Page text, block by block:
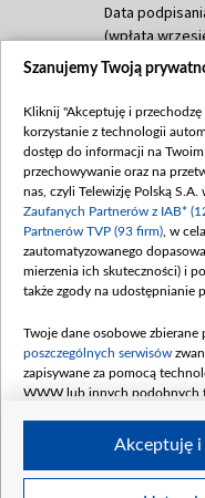
Data
(wpłata
(wpłata
mln, listopad
Data
(wpłata
Data
kwiecień 180
czerwca 90
4 sierpnia 250
Szanujemy Twoją
Kliknij "Akceptuję i
korzystanie z technologii
dostęp do informacji na
przechowywanie oraz na
nas, czyli Telewizję Polską S.A.
Zaufanych Partnerów z IAB*
Partnerów TVP (93 firm) , w
zautomatyzowanego
mierzenia ich skuteczności) i
także zgody na udostępnianie
Twoje dane osobowe zbierane
poszczególnych serwisów
zapisywane za pomocą
WWW lub innych podobnych
Twoje dane osobowe zbierane
Akceptuję i